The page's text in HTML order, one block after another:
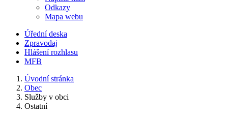
Odkazy
Mapa webu
Úřední deska
Zpravodaj
Hlášení rozhlasu
MFB
Úvodní stránka
Obec
Služby v obci
Ostatní